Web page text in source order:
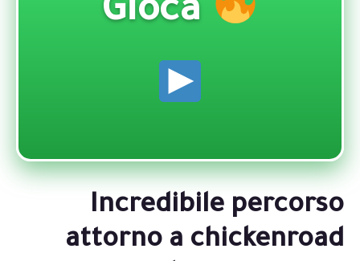
Incredibile percorso
attorno a chickenroad